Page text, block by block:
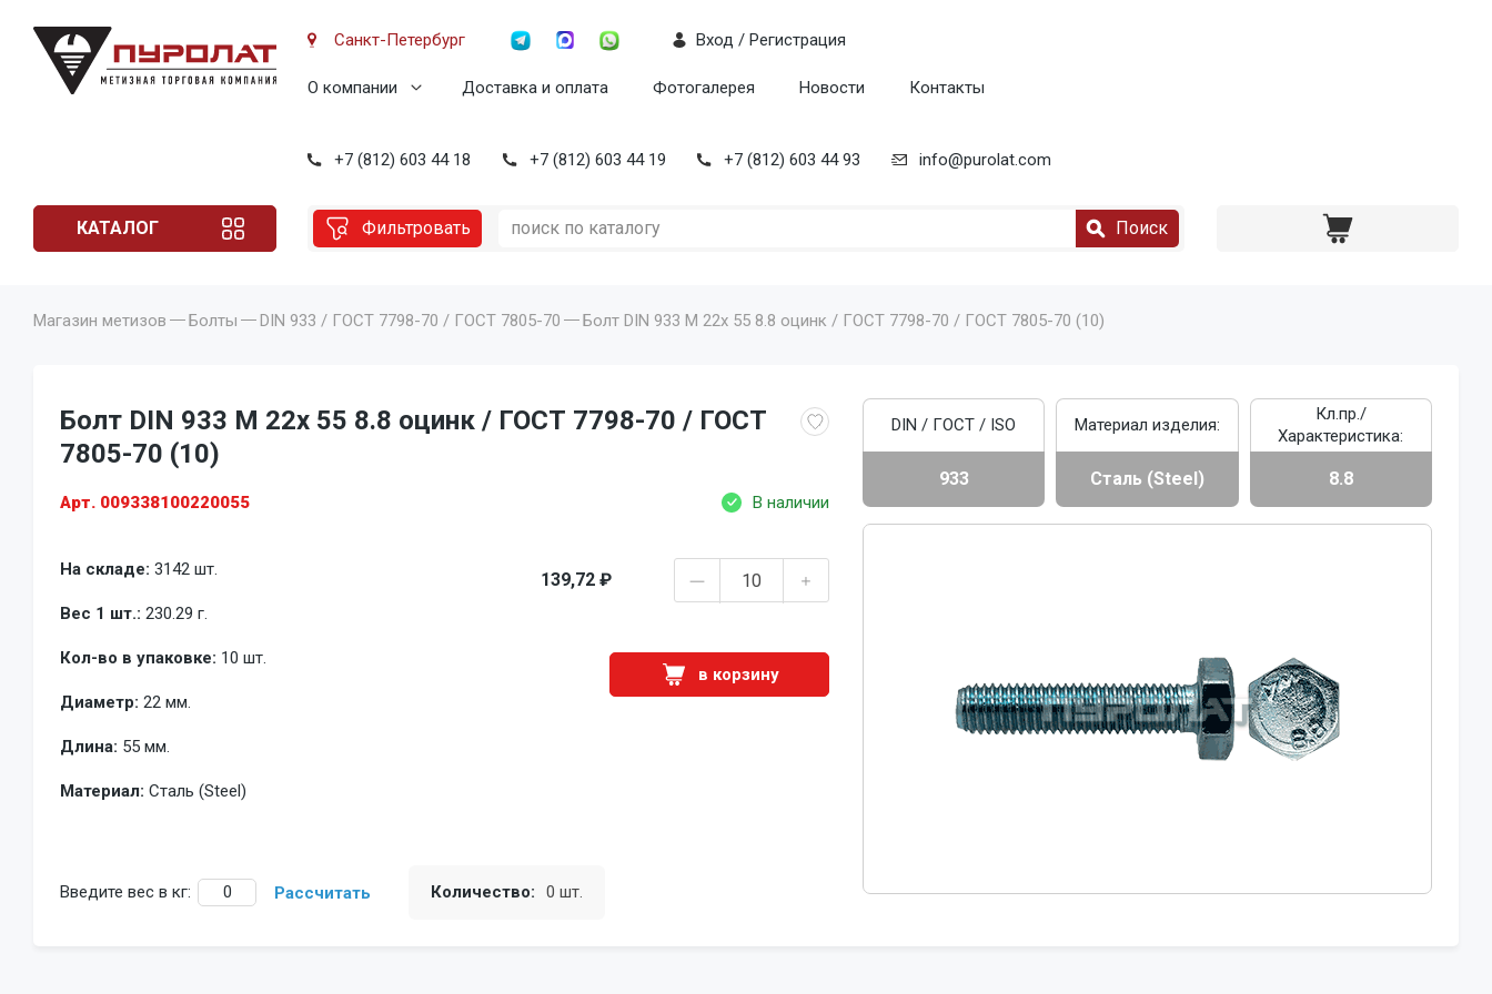
Санкт-Петербург
О компании Доставка и оплата Фотогалерея Новости Контакты
Вход / Регистрация
+7 (812) 603 44 18 +7 (812) 603 44 19 +7 (812) 603 44 93 info@purolat.com
КАТАЛОГ Фильтровать Поиск
Магазин метизов Болты DIN 933 / ГОСТ 7798-70 / ГОСТ 7805-70 Болт DIN 933 M 22x 55 8.8 оцинк / ГОСТ 7798-70 / ГОСТ 7805-70 (10)
Болт DIN 933 M 22x 55 8.8 оцинк / ГОСТ 7798-70 / ГОСТ
7805-70 (10)
Арт. 009338100220055 В наличии
На складе: 3142 шт.
Вес 1 шт.: 230.29 г.
Кол-во в упаковке: 10 шт.
Диаметр: 22 мм.
Длина: 55 мм.
Материал: Сталь (Steel)
139,72 ₽
в корзину
Введите вес в кг: Рассчитать Количество: 0 шт.
DIN / ГОСТ / ISO
933
Материал изделия:
Сталь (Steel)
Кл.пр./
Характеристика:
8.8